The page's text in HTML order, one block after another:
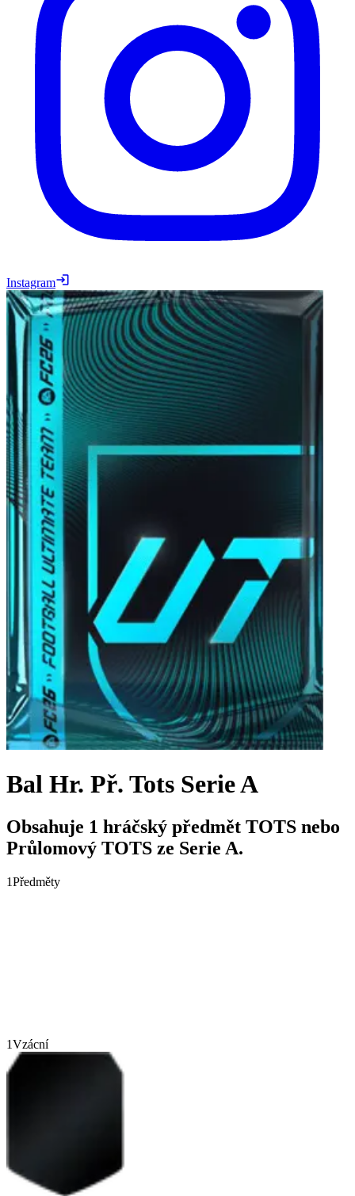
Instagram
Bal Hr. Př. Tots Serie A
Obsahuje 1 hráčský předmět TOTS nebo
Průlomový TOTS ze Serie A.
1Předměty
1Vzácní